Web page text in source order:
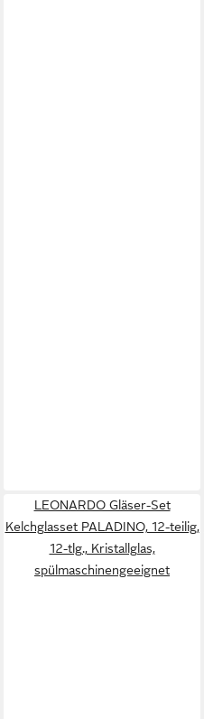
LEONARDO Gläser-Set
Kelchglasset PALADINO, 12-teilig,
12-tlg., Kristallglas,
spülmaschinengeeignet